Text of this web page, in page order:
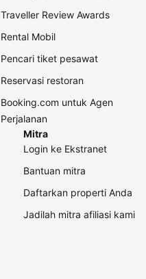
Traveller Review Awards
Rental Mobil
Pencari tiket pesawat
Reservasi restoran
Booking.com untuk Agen
Perjalanan
Mitra
Login ke Ekstranet
Bantuan mitra
Daftarkan properti Anda
Jadilah mitra afiliasi kami